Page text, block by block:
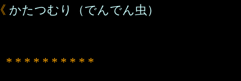
《 かたつむり（でんでん虫）
* * * * * * * * * *